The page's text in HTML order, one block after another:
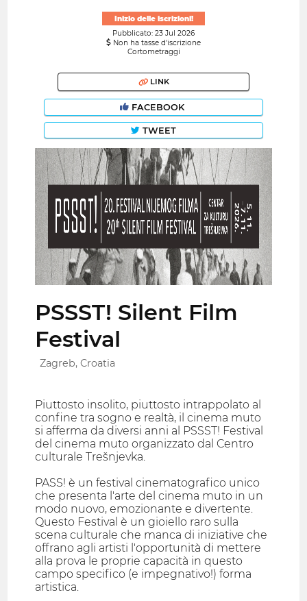
Inizio delle iscrizioni!
Pubblicato: 23 Jul 2026
Non ha tasse d'iscrizione
Cortometraggi
LINK
FACEBOOK
TWEET
PSSST! Silent Film
Festival
Zagreb, Croatia
Piuttosto insolito, piuttosto intrappolato al
confine tra sogno e realtà, il cinema muto
si afferma da diversi anni al PSSST! Festival
del cinema muto organizzato dal Centro
culturale Trešnjevka.
PASS! è un festival cinematografico unico
che presenta l'arte del cinema muto in un
modo nuovo, emozionante e divertente.
Questo Festival è un gioiello raro sulla
scena culturale che manca di iniziative che
offrano agli artisti l'opportunità di mettere
alla prova le proprie capacità in questo
campo specifico (e impegnativo!) forma
artistica.